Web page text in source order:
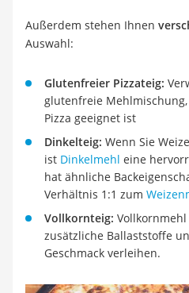
Außerdem stehen Ihnen
Auswahl:
Glutenfreier Pizzateig:
glutenfreie
Pizza geeignet ist
Dinkelteig: Wenn Sie
ist Dinkelmehl eine
hat ähnliche
Verhältnis 1:1 zum
Vollkornteig:
zusätzliche Ballaststoffe
Geschmack verleihen.